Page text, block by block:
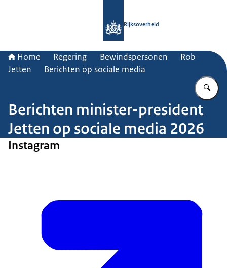
Rijksoverheid
Home Regering Bewindspersonen
Rob
Jetten
Berichten op sociale media
Berichten minister-president
Jetten op sociale media 2026
Instagram